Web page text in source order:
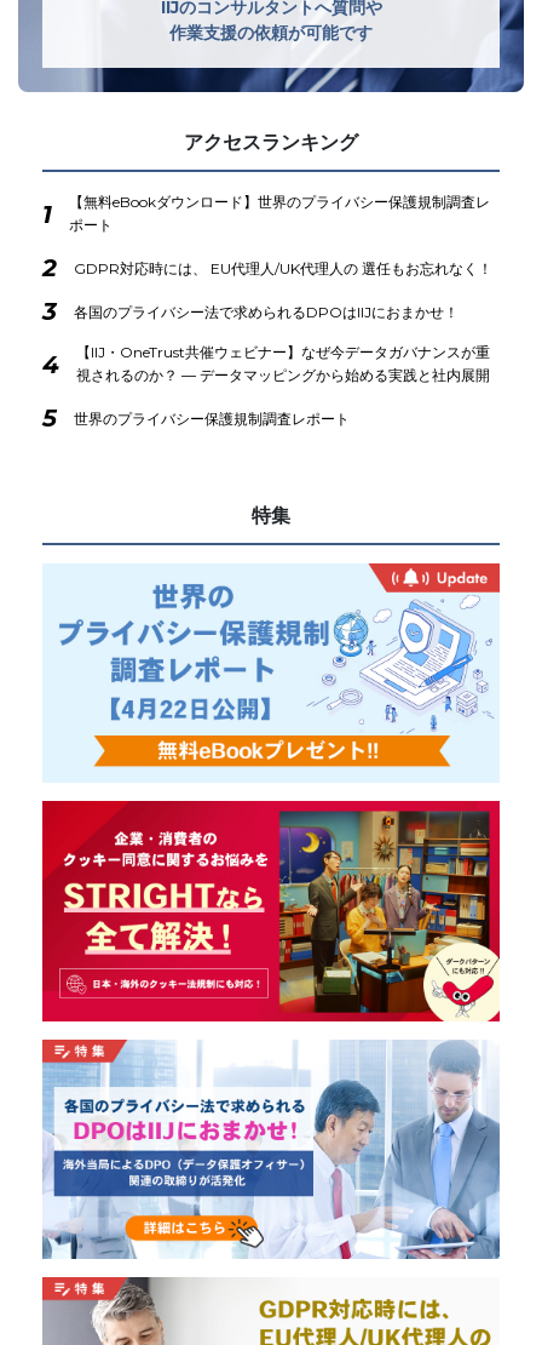
IIJのコンサルタントへ質問や
作業支援の依頼が可能です
アクセスランキング
1
【無料eBookダウンロード】世界のプライバシー保護規制調査レ
ポート
2 GDPR対応時には、 EU代理人/UK代理人の 選任もお忘れなく！
3 各国のプライバシー法で求められるDPOはIIJにおまかせ！
4
【IIJ・OneTrust共催ウェビナー】なぜ今データガバナンスが重
視されるのか？ ― データマッピングから始める実践と社内展開
5 世界のプライバシー保護規制調査レポート
特集